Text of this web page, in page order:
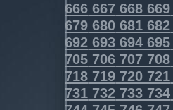
666 667 668 669
679 680 681 682
692 693 694 695
705 706 707 708
718 719 720 721
731 732 733 734